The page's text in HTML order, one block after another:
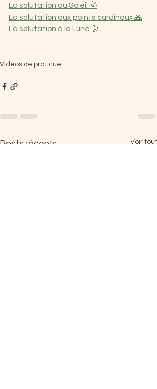
La salutation au Soleil 🌞
La salutation aux points cardinaux 🙏
La salutation à la Lune 🌛
Vidéos de pratique
Posts récents Voir tout